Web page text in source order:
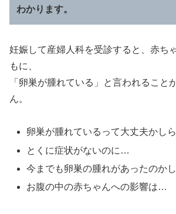
わかります。
妊娠して産婦人科を受診すると、赤ち
もに、
「卵巣が腫れている」と言われること
ん。
卵巣が腫れているって大丈夫かし
とくに症状がないのに…
今までも卵巣の腫れがあったのか
お腹の中の赤ちゃんへの影響は…